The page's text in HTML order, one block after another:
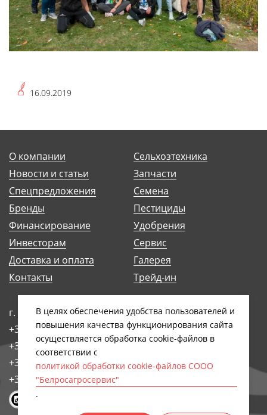
16.09.2019
О компании
Новости и статьи
Спецпредложения
Бренды
Финансирование
Инвесторам
Доставка и оплата
Контакты
Сельхозтехника
Запчасти
Семена
Пестициды
Удобрения
Сервис
Галерея
Трейд-ин
г. Минск, ул. Антоновская, 14Б
+375 (17) 248-91-29
+375 (17) 242-97-93
+375 (17) 258-89-66
+375 (44) 768-79-84
В целях обеспечения удобства пользователей и
повышения качества функционирования сайта
осуществляется обработка сookiе-файлов в
соответствии с
политикой обработки cookie-файлов СООО
"Белросагросервис"
.